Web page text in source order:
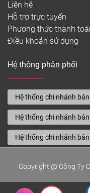
Liên hệ
Hỗ trợ trực tuyến
Phương thức thanh
Điều khoản sử dụng
Hệ thống phân phối
Hệ thống chi nhánh
Hệ thống chi nhánh
Hệ thống chi nhánh
Copyright @ Công Ty